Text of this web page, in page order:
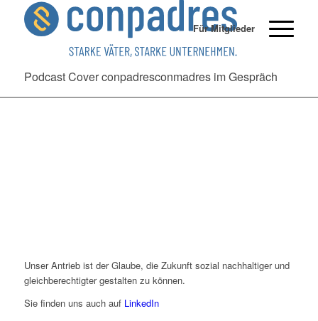
Für Mitglieder
Podcast Cover conpadresconmadres im Gespräch
Unser Antrieb ist der Glaube, die Zukunft sozial nachhaltiger und
gleichberechtigter gestalten zu können.
Sie finden uns auch aufLinkedIn